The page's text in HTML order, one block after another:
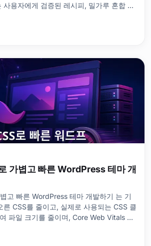
사용자에게 검증된 레시피, 밀가루 혼합 가
가볍고 빠른 WordPress 테마 개
고 빠른 WordPress 테마 개발하기 는 기
른 CSS를 줄이고, 실제로 사용되는 CSS 클
파일 크기를 줄이며, Core Web Vitals 점